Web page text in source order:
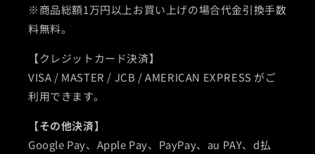
※商品総額1万円以上お買い上げの場合代金引換手数
料無料。
【クレジットカード決済】
VISA / MASTER / JCB / AMERICAN EXPRESS がご
利用できます。
【その他決済】
Google Pay、Apple Pay、PayPay、au PAY、d払